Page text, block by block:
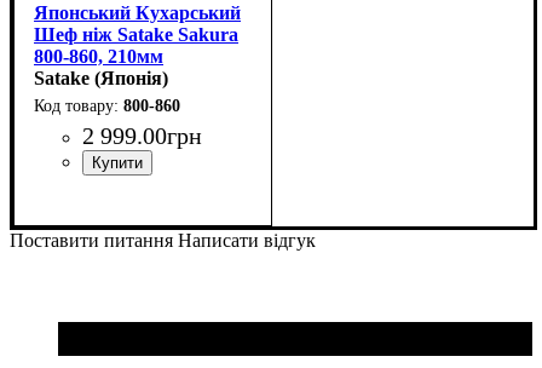
Японський Кухарський
Шеф ніж Satake Sakura
800-860, 210мм
Satake (Японія)
800-860
2 999.00грн
Поставити питання Написати відгук